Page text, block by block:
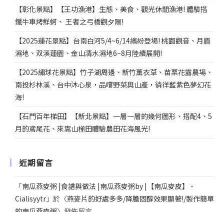
【彰化景點】【王功漁港】生態、美食、觀光休閒漁港! 體驗搭
鐵牛車烤鮮蚵、 王者之弓橋觀夕陽!
【2025蓮花景點】台南白河5/4~6/14繽紛登場! 桃園觀音、月眉
濕地、双溪蓮園、金山清水濕地6~8月陸續展開!
【2025繡球花景點】竹子湖周邊、新竹薰衣草、苗栗花露農場、
南投杉林溪、台中沐心泉，品嚐野菜與山產，徜徉藍紫色夢幻花
海!
【石門百年梯田】【新北景點】一層一層的幾何圖形、搭配4、5
月的鳶尾花、來嵩山梯田體驗農田花海風光!
近期留言
「南瓜燕麥粥 |食譜與做法 |南瓜燕麥粥by |【南瓜麥皮】 -
Cialisyytr 」於〈燕麥片的好處多多/降膽固醇效果顯著!/製作簡單